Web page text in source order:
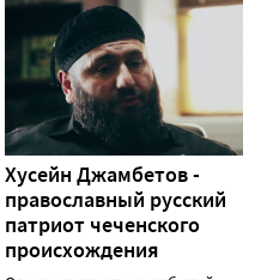
Хусейн Джамбетов -
православный русский
патриот чеченского
происхождения